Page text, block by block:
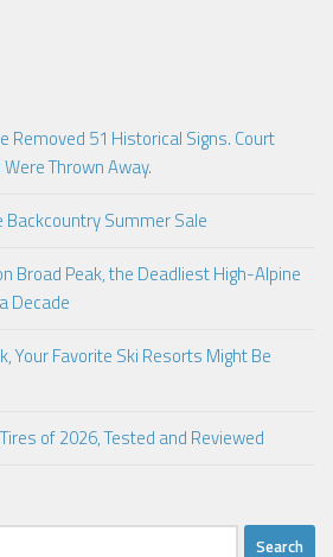
Removed 51 Historical Signs. Court
Thrown Away.
Summer Sale
Broad Peak, the Deadliest High-Alpine
Decade
Your Favorite Ski Resorts Might Be
of 2026, Tested and Reviewed